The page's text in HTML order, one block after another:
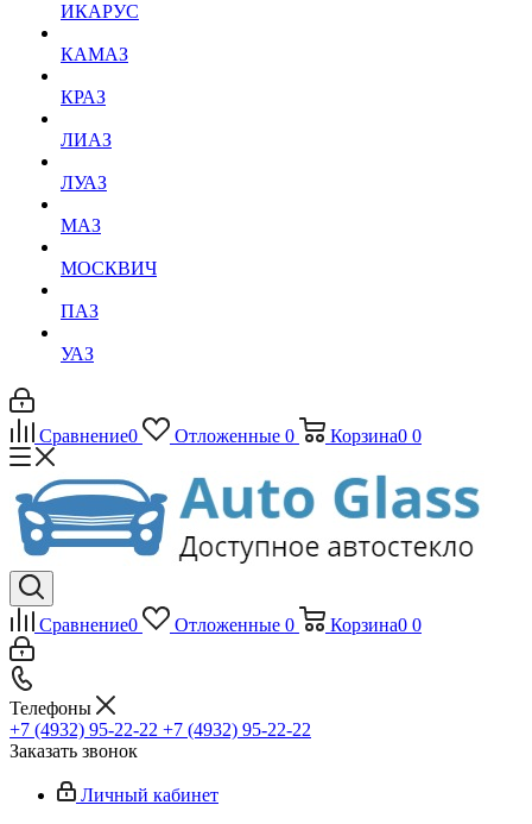
ИКАРУС
КАМАЗ
КРАЗ
ЛИАЗ
ЛУАЗ
МАЗ
МОСКВИЧ
ПАЗ
УАЗ
Сравнение0 Отложенные 0 Корзина0 0
Сравнение0 Отложенные 0 Корзина0 0
Телефоны
+7 (4932) 95-22-22 +7 (4932) 95-22-22
Заказать звонок
Личный кабинет